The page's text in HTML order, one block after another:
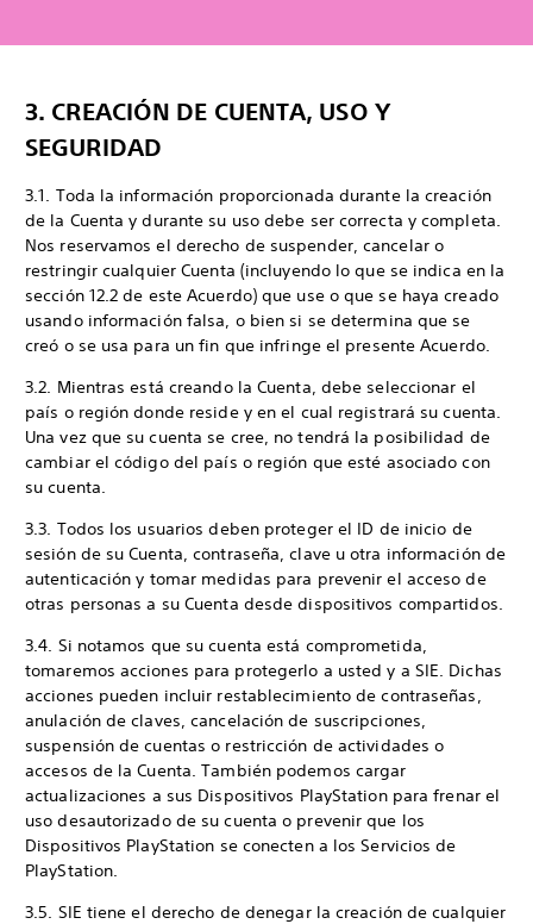
3. CREACIÓN DE CUENTA, USO Y
SEGURIDAD
3.1. Toda la información proporcionada durante la creación
de la Cuenta y durante su uso debe ser correcta y completa.
Nos reservamos el derecho de suspender, cancelar o
restringir cualquier Cuenta (incluyendo lo que se indica en la
sección 12.2 de este Acuerdo) que use o que se haya creado
usando información falsa, o bien si se determina que se
creó o se usa para un fin que infringe el presente Acuerdo.
3.2. Mientras está creando la Cuenta, debe seleccionar el
país o región donde reside y en el cual registrará su cuenta.
Una vez que su cuenta se cree, no tendrá la posibilidad de
cambiar el código del país o región que esté asociado con
su cuenta.
3.3. Todos los usuarios deben proteger el ID de inicio de
sesión de su Cuenta, contraseña, clave u otra información de
autenticación y tomar medidas para prevenir el acceso de
otras personas a su Cuenta desde dispositivos compartidos.
3.4. Si notamos que su cuenta está comprometida,
tomaremos acciones para protegerlo a usted y a SIE. Dichas
acciones pueden incluir restablecimiento de contraseñas,
anulación de claves, cancelación de suscripciones,
suspensión de cuentas o restricción de actividades o
accesos de la Cuenta. También podemos cargar
actualizaciones a sus Dispositivos PlayStation para frenar el
uso desautorizado de su cuenta o prevenir que los
Dispositivos PlayStation se conecten a los Servicios de
PlayStation.
3.5. SIE tiene el derecho de denegar la creación de cualquier